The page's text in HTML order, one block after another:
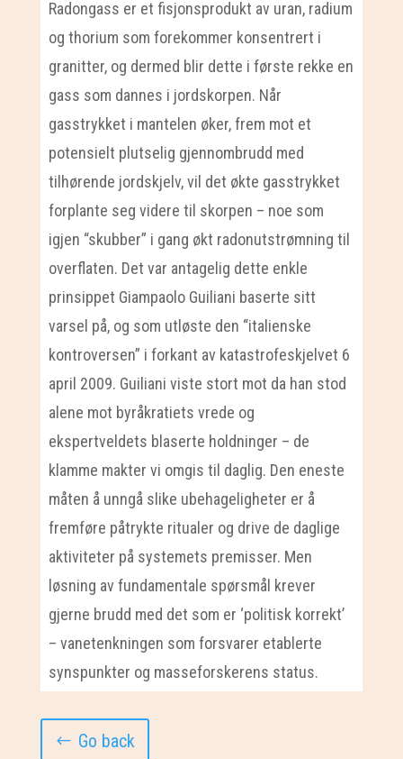
Radongass er et fisjonsprodukt av uran, radium
og thorium som forekommer konsentrert i
granitter, og dermed blir dette i første rekke en
gass som dannes i jordskorpen. Når
gasstrykket i mantelen øker, frem mot et
potensielt plutselig gjennombrudd med
tilhørende jordskjelv, vil det økte gasstrykket
forplante seg videre til skorpen – noe som
igjen “skubber” i gang økt radonutstrømning til
overflaten. Det var antagelig dette enkle
prinsippet Giampaolo Guiliani baserte sitt
varsel på, og som utløste den “italienske
kontroversen” i forkant av katastrofeskjelvet 6
april 2009. Guiliani viste stort mot da han stod
alene mot byråkratiets vrede og
ekspertveldets blaserte holdninger – de
klamme makter vi omgis til daglig. Den eneste
måten å unngå slike ubehageligheter er å
fremføre påtrykte ritualer og drive de daglige
aktiviteter på systemets premisser. Men
løsning av fundamentale spørsmål krever
gjerne brudd med det som er ‘politisk korrekt’
– vanetenkningen som forsvarer etablerte
synspunkter og masseforskerens status.
Go back